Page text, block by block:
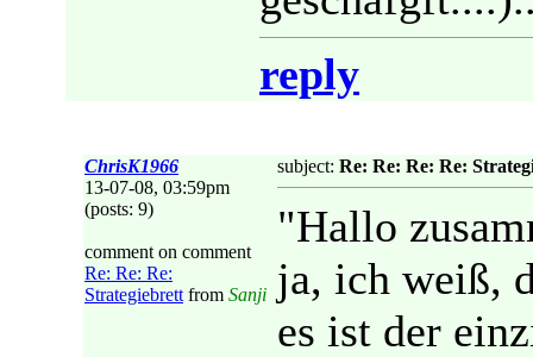
reply
ChrisK1966
13-07-08, 03:59pm
(posts: 9)
comment on comment
Re: Re: Re:
Strategiebrett from Sanji
subject: Re: Re: Re: Re:
"Hallo
ja, ich weiß,
es ist der